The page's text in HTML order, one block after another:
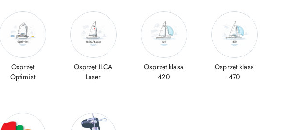
Osprzęt
Optimist
Osprzęt ILCA
Laser
Osprzęt klasa
420
Osprzęt klasa
470